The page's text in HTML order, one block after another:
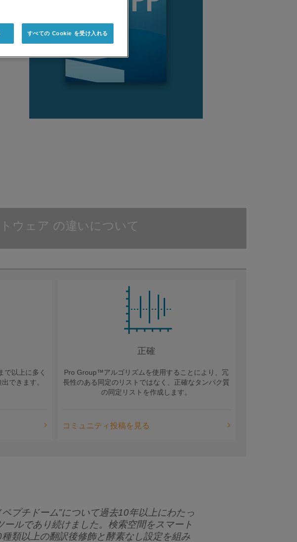
。
ウェア の違いについて
以上に多く
できます。
正確
Pro Group™アルゴリズムを使用することにより、冗
長性のある同定のリストではなく、正確なタンパク質
の同定リストを作成します。
コミュニティ投稿を見る
プチドーム”について過去10年以上にわたっ
ルであり続けました。検索空間をスマート
類以上の翻訳後修飾と酵素なし設定を組み
すべての Cookie を受け入れる